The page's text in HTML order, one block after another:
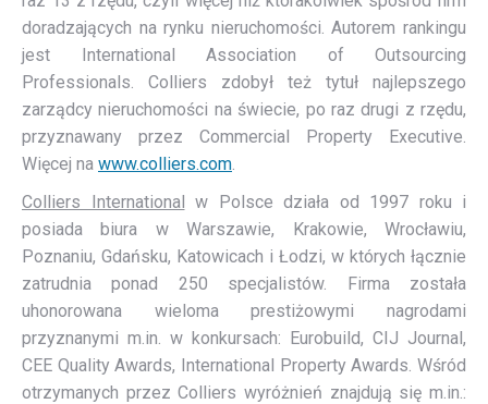
doradzających na rynku nieruchomości. Autorem rankingu
jest International Association of Outsourcing
Professionals. Colliers zdobył też tytuł najlepszego
zarządcy nieruchomości na świecie, po raz drugi z rzędu,
przyznawany przez Commercial Property Executive.
Więcej na www.colliers.com.
Colliers International w Polsce działa od 1997 roku i
posiada biura w Warszawie, Krakowie, Wrocławiu,
Poznaniu, Gdańsku, Katowicach i Łodzi, w których łącznie
zatrudnia ponad 250 specjalistów. Firma została
uhonorowana wieloma prestiżowymi nagrodami
przyznanymi m.in. w konkursach: Eurobuild, CIJ Journal,
CEE Quality Awards, International Property Awards. Wśród
otrzymanych przez Colliers wyróżnień znajdują się m.in.: